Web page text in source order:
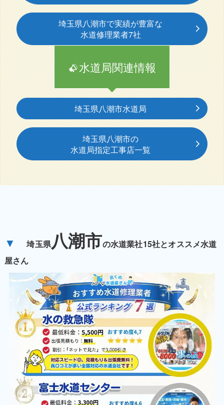
埼玉県八潮市で実績が豊富な
水道修理業者7社
水道局関連情報
埼玉県八潮市水道局
埼玉県八潮市の
水道局指定工事店一覧
▼ 埼玉県八潮市の水道業社15社とオススメ水道
屋さん